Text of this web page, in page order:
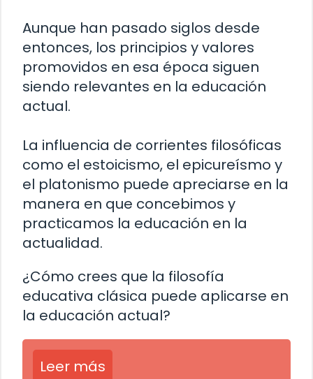
Aunque han pasado siglos desde
entonces, los principios y valores
promovidos en esa época siguen
siendo relevantes en la educación
actual.
La influencia de corrientes filosóficas
como el estoicismo, el epicureísmo y
el platonismo puede apreciarse en la
manera en que concebimos y
practicamos la educación en la
actualidad.
¿Cómo crees que la filosofía
educativa clásica puede aplicarse en
la educación actual?
Leer más